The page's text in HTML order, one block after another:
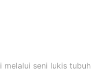
melalui seni lukis tubuh